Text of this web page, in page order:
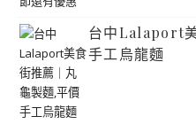
台中Lalaport
手工烏龍麵